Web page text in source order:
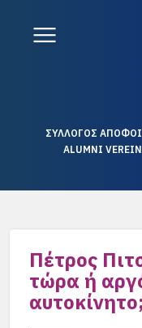
ΣΥΛΛΟΓΟΣ
ALUMNI VEREIN
Πέτρος
τώρα ή